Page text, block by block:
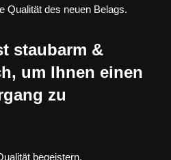
Qualität des neuen Belags.
staubarm &
um Ihnen einen
zu
begeistern.